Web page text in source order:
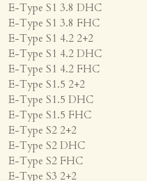
E-Type S1 3.8 DHC
E-Type S1 3.8 FHC
E-Type S1 4.2 2+2
E-Type S1 4.2 DHC
E-Type S1 4.2 FHC
E-Type S1.5 2+2
E-Type S1.5 DHC
E-Type S1.5 FHC
E-Type S2 2+2
E-Type S2 DHC
E-Type S2 FHC
E-Type S3 2+2